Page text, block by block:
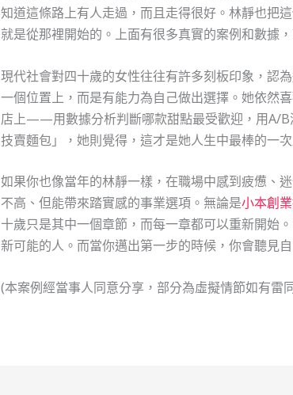
知道這條路上有人走過，而且走得很好。林靜也把
就是從那裡開始的。上面有很多真實的案例和數據
現代社會對四十歲的女性往往有許多刻板印象，認
一個位置上，而是有能力為自己做出選擇。她依然
店上——用數據分析判斷哪款甜點最受歡迎，用A/B
技賣麵包」，她則覺得，這才是她人生中最棒的一
如果你也像當年的林靜一樣，在職場中感到疲憊、
不高、但能帶來踏實感的事業選項。無論是小本創
十歲只是其中一個章節，而每一章都可以重新開始
新可能的人。而當你邁出第一步的時候，你會聽見
(本案例經當事人同意分享，部分為虛擬情節如有雷